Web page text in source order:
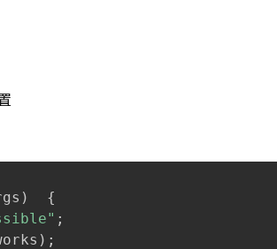
)
{
;
) ;